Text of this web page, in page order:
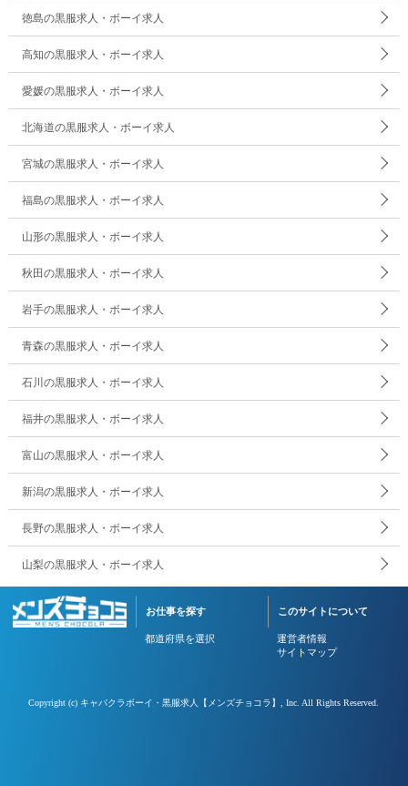
徳島の黒服求人・ボーイ求人
高知の黒服求人・ボーイ求人
愛媛の黒服求人・ボーイ求人
北海道の黒服求人・ボーイ求人
宮城の黒服求人・ボーイ求人
福島の黒服求人・ボーイ求人
山形の黒服求人・ボーイ求人
秋田の黒服求人・ボーイ求人
岩手の黒服求人・ボーイ求人
青森の黒服求人・ボーイ求人
石川の黒服求人・ボーイ求人
福井の黒服求人・ボーイ求人
富山の黒服求人・ボーイ求人
新潟の黒服求人・ボーイ求人
長野の黒服求人・ボーイ求人
山梨の黒服求人・ボーイ求人
お仕事を探す
都道府県を選択
このサイトについて
運営者情報
サイトマップ
Copyright (c) キャバクラボーイ・黒服求人【メンズチョコラ】 , Inc. All Rights Reserved.